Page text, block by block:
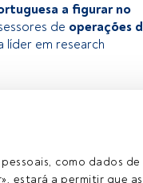
como dados
estará a permitir que
a figurar no
de operações
líder em research
da FundsPeople. Se
que a